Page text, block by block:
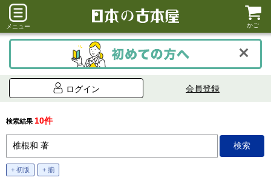
メニュー かご
ログイン 会員登録
検索結果 10件
+ 初版 + 揃